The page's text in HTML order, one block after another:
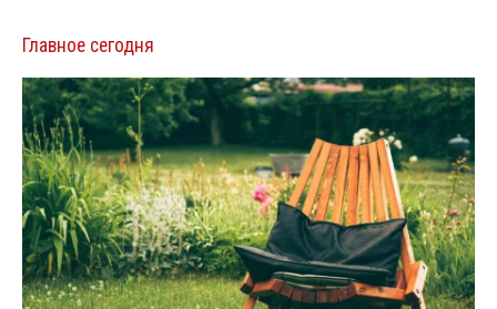
Главное сегодня